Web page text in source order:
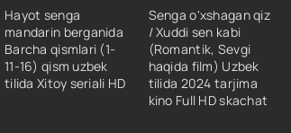
Hayot senga
mandarin berganida
Barcha qismlari (1-
11-16) qism uzbek
tilida Xitoy seriali HD
Senga o'xshagan qiz
/ Xuddi sen kabi
(Romantik, Sevgi
haqida film) Uzbek
tilida 2024 tarjima
kino Full HD skachat